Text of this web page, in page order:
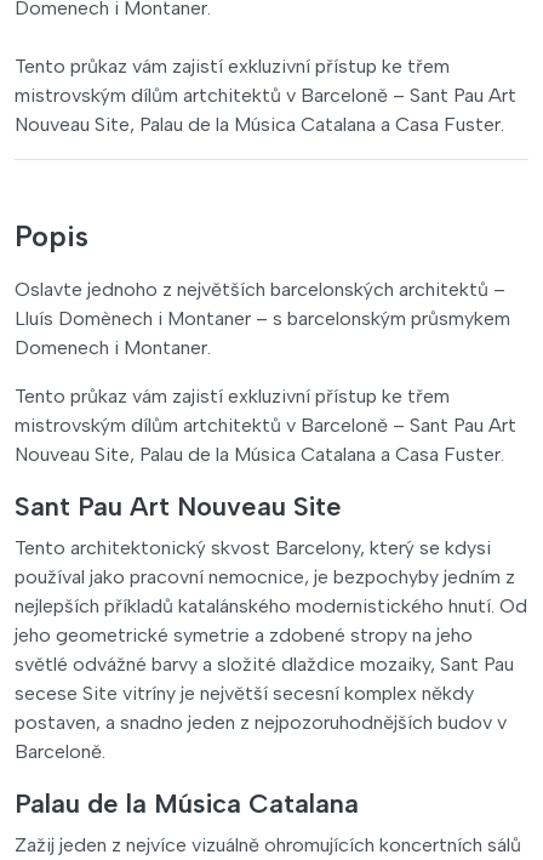
Domenech i Montaner.
Tento průkaz vám zajistí exkluzivní přístup ke třem
mistrovským dílům artchitektů v Barceloně – Sant Pau Art
Nouveau Site, Palau de la Música Catalana a Casa Fuster.
Popis
Oslavte jednoho z největších barcelonských architektů –
Lluís Domènech i Montaner – s barcelonským průsmykem
Domenech i Montaner.
Tento průkaz vám zajistí exkluzivní přístup ke třem
mistrovským dílům artchitektů v Barceloně – Sant Pau Art
Nouveau Site, Palau de la Música Catalana a Casa Fuster.
Sant Pau Art Nouveau Site
Tento architektonický skvost Barcelony, který se kdysi
používal jako pracovní nemocnice, je bezpochyby jedním z
nejlepších příkladů katalánského modernistického hnutí. Od
jeho geometrické symetrie a zdobené stropy na jeho
světlé odvážné barvy a složité dlaždice mozaiky, Sant Pau
secese Site vitríny je největší secesní komplex někdy
postaven, a snadno jeden z nejpozoruhodnějších budov v
Barceloně.
Palau de la Música Catalana
Zažij jeden z nejvíce vizuálně ohromujících koncertních sálů